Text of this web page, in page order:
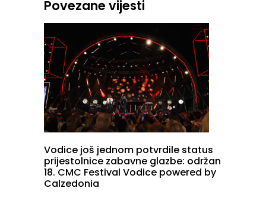
Povezane vijesti
Vodice još jednom potvrdile status
prijestolnice zabavne glazbe: održan
18. CMC Festival Vodice powered by
Calzedonia